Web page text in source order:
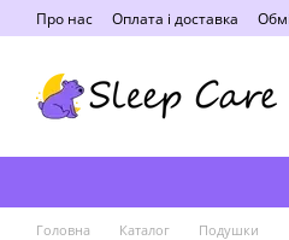
Перейти до основного контенту
Про нас Оплата і доставка
Головна Каталог Подушки